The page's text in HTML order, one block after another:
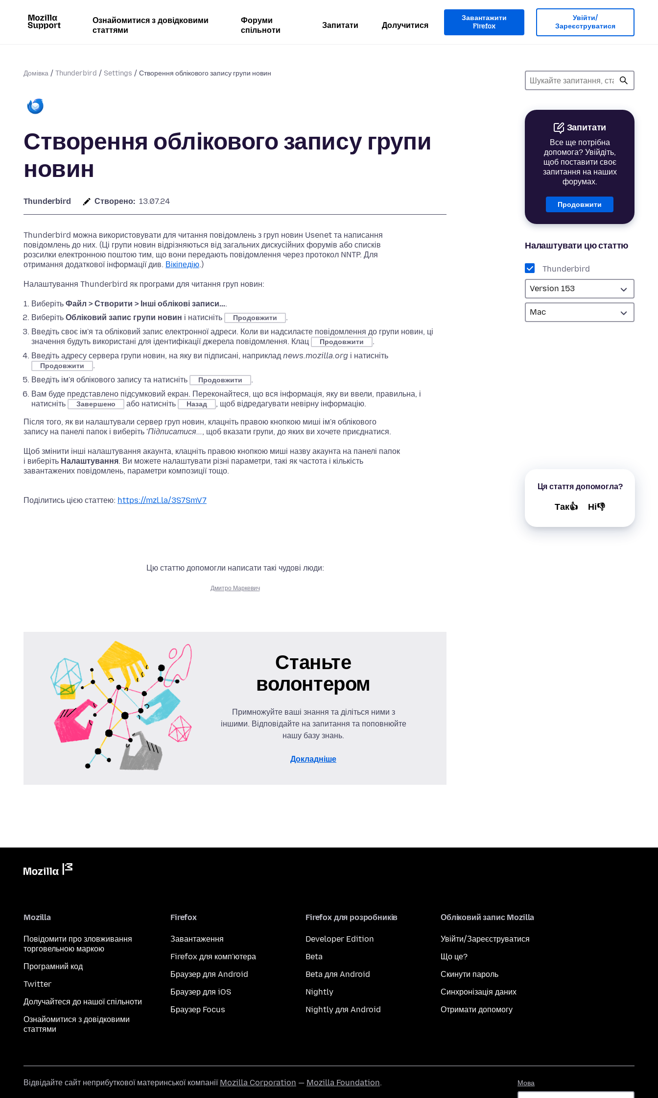
Ознайомитися з довідковими
статтями
Форуми
спільноти
Запитати Долучитися
Завантажити
Firefox
Увійти/
Зареєструватися
Домівка Thunderbird Settings Створення облікового запису групи новин
Запитати
Все ще потрібна
допомога? Увійдіть,
щоб поставити своє
запитання на наших
форумах.
Продовжити
Налаштувати цю статтю
Thunderbird
Ця стаття допомогла?
Так👍 Ні👎
Створення облікового запису групи
новин
Thunderbird Створено: 13.07.24
Thunderbird можна використовувати для читання повідомлень з груп новин Usenet та написання
повідомлень до них. (Ці групи новин відрізняються від загальних дискусійних форумів або списків
розсилки електронною поштою тим, що вони передають повідомлення через протокол NNTP. Для
отримання додаткової інформації див. Вікіпедію.)
Налаштування Thunderbird як програми для читання груп новин:
Виберіть Файл > Створити > Інші облікові записи....
Виберіть Обліковий запис групи новин і натисніть Продовжити
.
Введіть своє ім'я та обліковий запис електронної адреси. Коли ви надсилаєте повідомлення до групи новин, ці
значення будуть використані для ідентифікації джерела повідомлення. Клац
Продовжити
.
Введіть адресу сервера групи новин, на яку ви підписані, наприклад news.mozilla.org і натисніть
Продовжити
.
Введіть ім'я облікового запису та натисніть
Продовжити
.
Вам буде представлено підсумковий екран. Переконайтеся, що вся інформація, яку ви ввели, правильна, і
натисніть
Завершено або натисніть Назад
, щоб відредагувати невірну інформацію.
Після того, як ви налаштували сервер груп новин, клацніть правою кнопкою миші ім'я облікового
запису на панелі папок і виберіть 'Підписатися..., щоб вказати групи, до яких ви хочете приєднатися.
Щоб змінити інші налаштування акаунта, клацніть правою кнопкою миші назву акаунта на панелі папок
і виберіть Налаштування. Ви можете налаштувати різні параметри, такі як частота і кількість
завантажених повідомлень, параметри композиції тощо.
Поділитись цією статтею: https://mzl.la/3S7SmV7
Цю статтю допомогли написати такі чудові люди:
Дмитро Маркевич
Станьте
волонтером
Примножуйте ваші знання та діліться ними з
іншими. Відповідайте на запитання та поповнюйте
нашу базу знань.
Докладніше
Mozilla
Повідомити про зловживання
торговельною маркою
Програмний код
Twitter
Долучайтеся до нашої спільноти
Ознайомитися з довідковими
статтями
Firefox
Завантаження
Firefox для комп'ютера
Браузер для Android
Браузер для iOS
Браузер Focus
Firefox для розробників
Developer Edition
Beta
Beta для Android
Nightly
Nightly для Android
Обліковий запис Mozilla
Увійти/Зареєструватися
Що це?
Скинути пароль
Синхронізація даних
Отримати допомогу
Мова
Відвідайте сайт неприбуткової материнської компанії Mozilla Corporation — Mozilla Foundation.